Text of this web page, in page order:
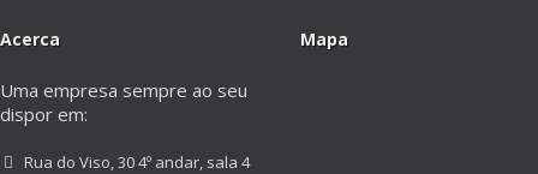
Acerca
Uma empresa sempre ao seu
dispor em:
Rua do Viso, 30 4º andar, sala 4
Mapa